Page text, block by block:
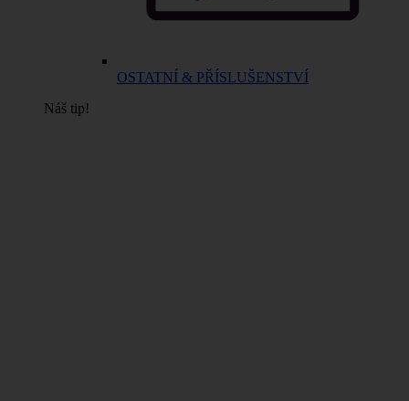
OSTATNÍ & PŘÍSLUŠENSTVÍ
Náš tip!